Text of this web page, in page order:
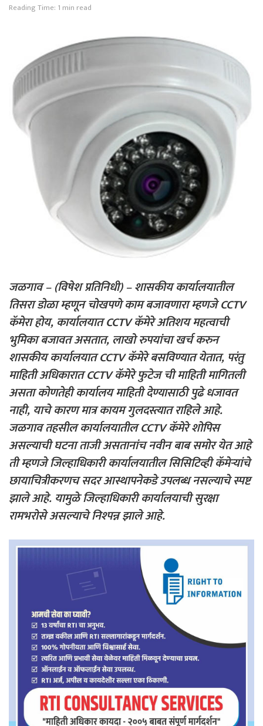
Reading Time: 1 min read
जळगाव – (विषेश प्रतिनिधी) – शासकीय कार्यालयातील
तिसरा डोळा म्हणून चोखपणे काम बजावणारा म्हणजे CCTV
कॅमेरा होय, कार्यालयात CCTV कॅमेरे अतिशय महत्वाची
भुमिका बजावत असतात, लाखो रुपयांचा खर्च करुन
शासकीय कार्यालयात CCTV कॅमेरे बसविण्यात येतात, परंतु
माहिती अधिकारात CCTV कॅमेरे फुटेज ची माहिती मागितली
असता कोणतेही कार्यालय माहिती देण्यासाठी पुढे धजावत
नाही, याचे कारण मात्र कायम गुलदस्त्यात राहिले आहे.
जळगाव तहसील कार्यालयातील CCTV कॅमेरे शोपिस
असल्याची घटना ताजी असतानांच नवीन बाब समोर येत आहे
ती म्हणजे जिल्हाधिकारी कार्यालयातील सिसिटिव्ही कॅमेर्‍यांचे
छायाचित्रीकरणच सदर आस्थापनेकडे उपलब्ध नसल्याचे स्पष्ट
झाले आहे. यामुळे जिल्हाधिकारी कार्यालयाची सुरक्षा
रामभरोसे असल्याचे निश्पन्न झाले आहे.